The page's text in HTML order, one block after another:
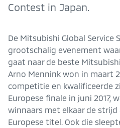
Contest in Japan.
De Mitsubishi Global Service
grootschalig evenement
gaat naar de beste
Arno Mennink won in maart
competitie en kwalificeerde
Europese finale in juni 2017,
winnaars met elkaar de strijd
Europese titel. Ook die